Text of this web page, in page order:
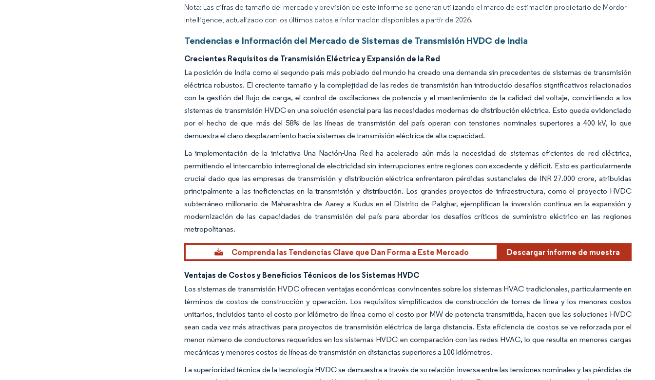
Nota: Las cifras de tamaño del mercado y previsión de este informe se generan utilizando el marco de estimación propietario de Mordor
Intelligence, actualizado con los últimos datos e información disponibles a partir de 2026.
Tendencias e Información del Mercado de Sistemas de Transmisión HVDC de India
Crecientes Requisitos de Transmisión Eléctrica y Expansión de la Red
La posición de India como el segundo país más poblado del mundo ha creado una demanda sin precedentes de sistemas de transmisión
eléctrica robustos. El creciente tamaño y la complejidad de las redes de transmisión han introducido desafíos significativos relacionados
con la gestión del flujo de carga, el control de oscilaciones de potencia y el mantenimiento de la calidad del voltaje, convirtiendo a los
sistemas de transmisión HVDC en una solución esencial para las necesidades modernas de distribución eléctrica. Esto queda evidenciado
por el hecho de que más del 58% de las líneas de transmisión del país operan con tensiones nominales superiores a 400 kV, lo que
demuestra el claro desplazamiento hacia sistemas de transmisión eléctrica de alta capacidad.
La implementación de la iniciativa Una Nación-Una Red ha acelerado aún más la necesidad de sistemas eficientes de red eléctrica,
permitiendo el intercambio interregional de electricidad sin interrupciones entre regiones con excedente y déficit. Esto es particularmente
crucial dado que las empresas de transmisión y distribución eléctrica enfrentaron pérdidas sustanciales de INR 27.000 crore, atribuidas
principalmente a las ineficiencias en la transmisión y distribución. Los grandes proyectos de infraestructura, como el proyecto HVDC
subterráneo millonario de Maharashtra de Aarey a Kudus en el Distrito de Palghar, ejemplifican la inversión continua en la expansión y
modernización de las capacidades de transmisión del país para abordar los desafíos críticos de suministro eléctrico en las regiones
metropolitanas.
Comprenda las Tendencias Clave que Dan Forma a Este Mercado Descargar informe de muestra
Ventajas de Costos y Beneficios Técnicos de los Sistemas HVDC
Los sistemas de transmisión HVDC ofrecen ventajas económicas convincentes sobre los sistemas HVAC tradicionales, particularmente en
términos de costos de construcción y operación. Los requisitos simplificados de construcción de torres de línea y los menores costos
unitarios, incluidos tanto el costo por kilómetro de línea como el costo por MW de potencia transmitida, hacen que las soluciones HVDC
sean cada vez más atractivas para proyectos de transmisión eléctrica de larga distancia. Esta eficiencia de costos se ve reforzada por el
menor número de conductores requeridos en los sistemas HVDC en comparación con las redes HVAC, lo que resulta en menores cargas
mecánicas y menores costos de líneas de transmisión en distancias superiores a 100 kilómetros.
La superioridad técnica de la tecnología HVDC se demuestra a través de su relación inversa entre las tensiones nominales y las pérdidas de